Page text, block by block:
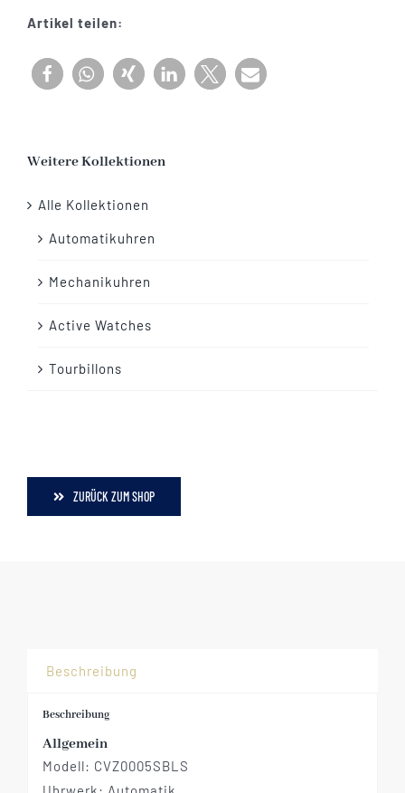
Artikel teilen:
Weitere Kollektionen
Alle Kollektionen
Automatikuhren
Mechanikuhren
Active Watches
Tourbillons
ZURÜCK ZUM SHOP
Beschreibung
Beschreibung
Allgemein
Modell: CVZ0005SBLS